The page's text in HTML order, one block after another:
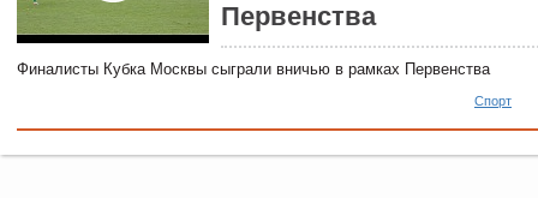
Первенства
Финалисты Кубка Москвы сыграли вничью в рамках Первенства
Спорт